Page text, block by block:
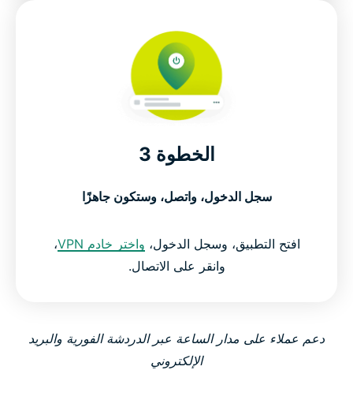
الخطوة 3
سجل الدخول، واتصل، وستكون جاهزًا
افتح التطبيق، وسجل الدخول، واختر خادم VPN
،
وانقر على الاتصال.
دعم عملاء على مدار الساعة عبر الدردشة الفورية والبريد
الإلكتروني